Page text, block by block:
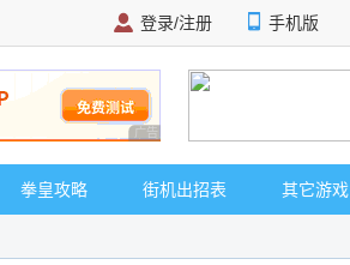
登录/注册 手机版
广告 商业广告，理性选择
拳皇攻略 街机出招表 其它游戏